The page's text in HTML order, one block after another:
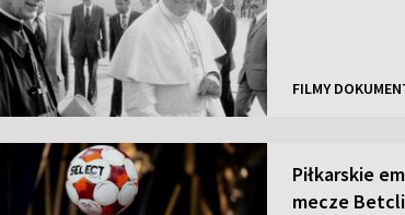
FILMY
Piłkarskie
mecze